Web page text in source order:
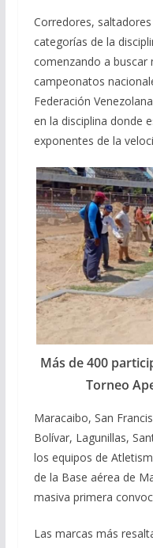
Corredores,
categorías de la
comenzando a buscar
campeonatos
Federación
en la disciplina donde
exponentes de la
Más de 400
Torneo
Maracaibo, San
Bolívar, Lagunillas,
los equipos de
de la Base aérea de
masiva primera
Las marcas más